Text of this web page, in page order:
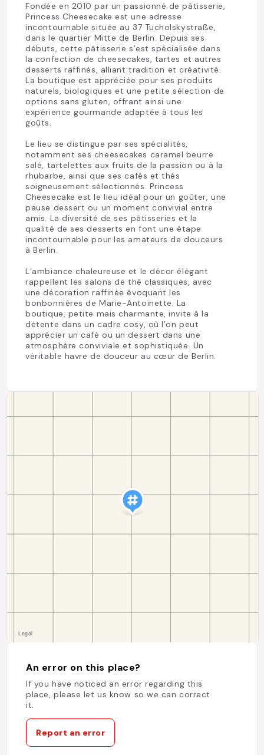
Fondée en 2010 par un passionné de pâtisserie,
Princess Cheesecake est une adresse
incontournable située au 37 Tucholskystraße,
dans le quartier Mitte de Berlin. Depuis ses
débuts, cette pâtisserie s’est spécialisée dans
la confection de cheesecakes, tartes et autres
desserts raffinés, alliant tradition et créativité.
La boutique est appréciée pour ses produits
naturels, biologiques et une petite sélection de
options sans gluten, offrant ainsi une
expérience gourmande adaptée à tous les
goûts.
Le lieu se distingue par ses spécialités,
notamment ses cheesecakes caramel beurre
salé, tartelettes aux fruits de la passion ou à la
rhubarbe, ainsi que ses cafés et thés
soigneusement sélectionnés. Princess
Cheesecake est le lieu idéal pour un goûter, une
pause dessert ou un moment convivial entre
amis. La diversité de ses pâtisseries et la
qualité de ses desserts en font une étape
incontournable pour les amateurs de douceurs
à Berlin.
L’ambiance chaleureuse et le décor élégant
rappellent les salons de thé classiques, avec
une décoration raffinée évoquant les
bonbonnières de Marie-Antoinette. La
boutique, petite mais charmante, invite à la
détente dans un cadre cosy, où l’on peut
apprécier un café ou un dessert dans une
atmosphère conviviale et sophistiquée. Un
véritable havre de douceur au cœur de Berlin.
An error on this place?
If you have noticed an error regarding this
place, please let us know so we can correct
it.
Report an error